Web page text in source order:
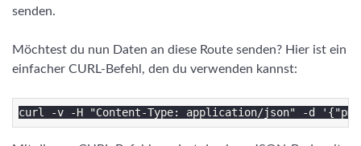
senden.
Möchtest du nun Daten an diese Route senden? Hier ist ein
einfacher CURL-Befehl, den du verwenden kannst: